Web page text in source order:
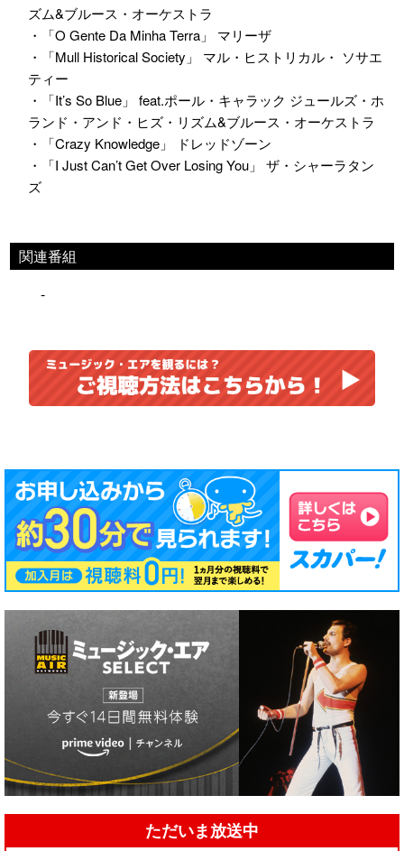
ズム&ブルース・オーケストラ
・「O Gente Da Minha Terra」 マリーザ
・「Mull Historical Society」 マル・ヒストリカル・ ソサエ
ティー
・「It’s So Blue」 feat.ポール・キャラック ジュールズ・ホ
ランド・アンド・ヒズ・リズム&ブルース・オーケストラ
・「Crazy Knowledge」 ドレッドゾーン
・「I Just Can’t Get Over Losing You」 ザ・シャーラタン
ズ
関連番組
-
ただいま放送中